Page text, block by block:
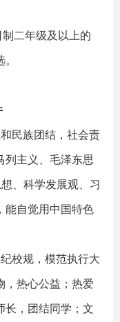
二年级及以上的
民族团结，社会责
列主义、毛泽东思
、科学发展观、习
能自觉用中国特色
校规，模范执行大
，热心公益；热爱
长，团结同学；文